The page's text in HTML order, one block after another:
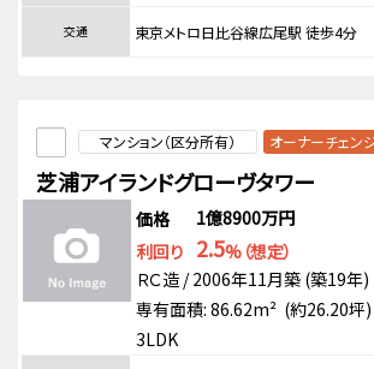
交通 東京メトロ日比谷線広尾駅 徒歩4分
マンション（区分所有） オーナーチェン
芝浦アイランドグローヴタワー
価格
1億8900万円
利回り 2.5%（想定）
ＲＣ造 / 2006年11月築 (築19年)
専有面積: 86.62m² (約26.20坪)
3LDK